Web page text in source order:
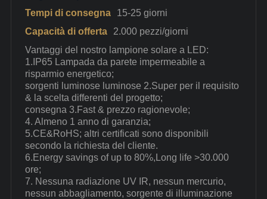
Tempi di consegna
15-25 giorni
Capacità di offerta
2.000 pezzi/giorni
Vantaggi del nostro lampione solare a LED:
1.IP65 Lampada da parete impermeabile a
risparmio energetico;
sorgenti luminose luminose 2.Super per il requisito
& la scelta differenti del progetto;
consegna 3.Fast & prezzo ragionevole;
4. Almeno 1 anno di garanzia;
5.CE&RoHS; altri certificati sono disponibili
secondo la richiesta del cliente.
6.Energy savings of up to 80%,Long life >30.000
ore;
7. Nessuna radiazione UV IR, nessun mercurio,
nessun abbagliamento, sorgente di illuminazione